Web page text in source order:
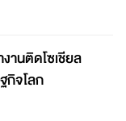
านติดโซเชียล
กิจโลก